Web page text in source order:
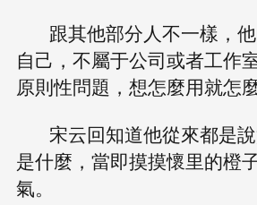
跟其他部分人不一樣，
自己，不屬于公司或者工作
原則性問題，想怎麼用就怎麼
宋云回知道他從來都是
是什麼，當即摸摸懷里的橙
氣。